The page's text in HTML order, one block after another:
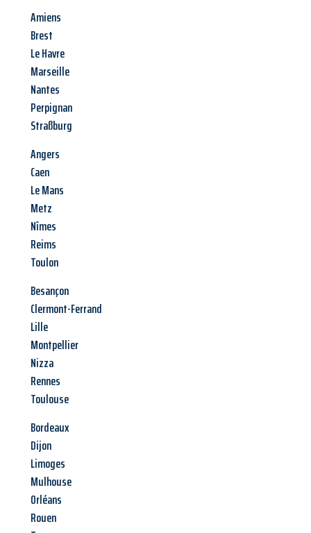
Amiens
Brest
Le Havre
Marseille
Nantes
Perpignan
Straßburg
Angers
Caen
Le Mans
Metz
Nîmes
Reims
Toulon
Besançon
Clermont-Ferrand
Lille
Montpellier
Nizza
Rennes
Toulouse
Bordeaux
Dijon
Limoges
Mulhouse
Orléans
Rouen